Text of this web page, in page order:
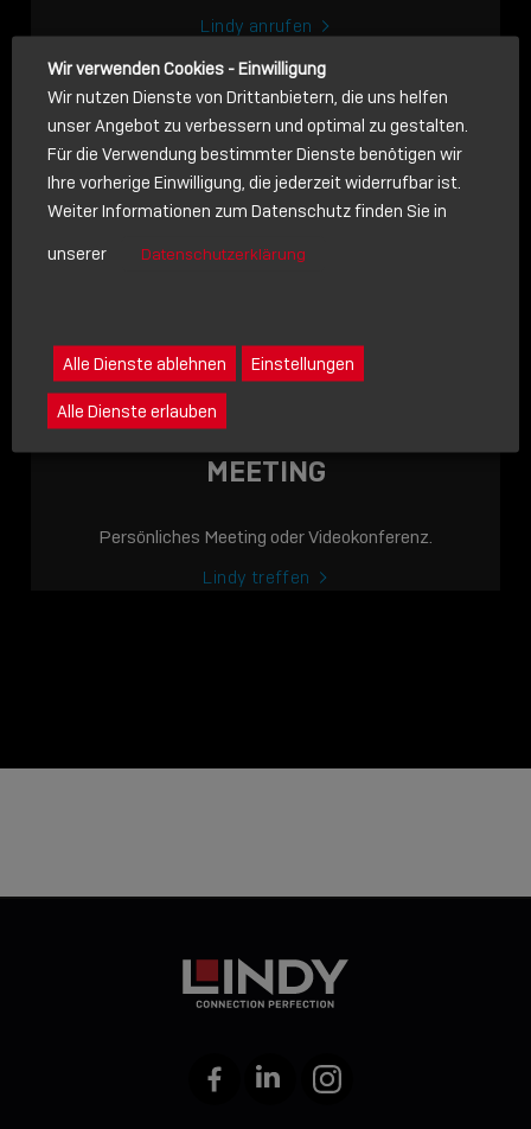
LINDY ACADEMY
JETZT ONLINE
VERFÜGBAR: DIE
LINDY ACADEMY –
WISSEN, DAS
Lindy anrufen
NACHRICHT
Schreiben Sie lieber? Dann schicken Sie uns gerne eine
MEETING
Persönliches Meeting oder Videokonferenz.
Lindy treffen
FacebookLinkedIn Instagram
Wir verwenden Cookies - Einwilligung
Wir nutzen Dienste von Drittanbietern, die uns helfen
unser Angebot zu verbessern und optimal zu gestalten.
Für die Verwendung bestimmter Dienste benötigen wir
Ihre vorherige Einwilligung, die jederzeit widerrufbar ist.
Weiter Informationen zum Datenschutz finden Sie in
unserer
Datenschutzerklärung
Alle Dienste ablehnen Einstellungen
Alle Dienste erlauben